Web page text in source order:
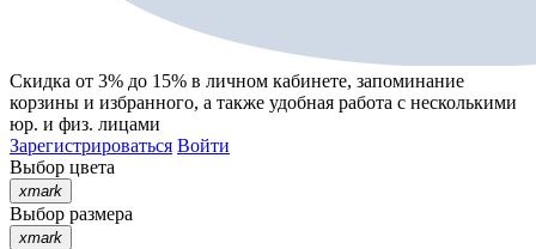
Скидка от 3% до 15% в личном кабинете, запоминание
корзины и избранного, а также удобная работа с несколькими
юр. и физ. лицами
Зарегистрироваться Войти
Выбор цвета
xmark
Выбор размера
xmark